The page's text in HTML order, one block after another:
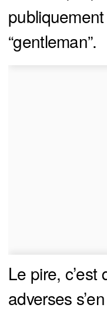
“gentleman”.
Le pire,
adverses